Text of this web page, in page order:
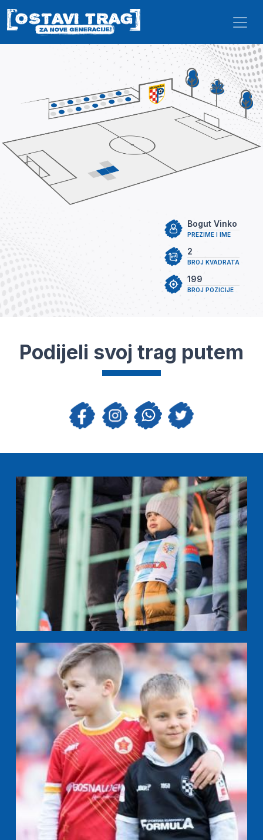
Skip to main content
PREZIME I IME
Bogut Vinko
BROJ KVADRATA
2
BROJ POZICIJE
199
Podijeli svoj trag putem